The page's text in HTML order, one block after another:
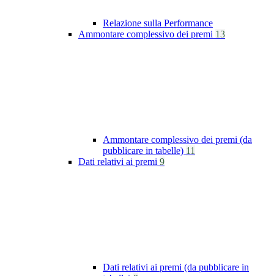
Relazione sulla Performance
Ammontare complessivo dei premi 13
Ammontare complessivo dei premi (da
pubblicare in tabelle) 11
Dati relativi ai premi 9
Dati relativi ai premi (da pubblicare in